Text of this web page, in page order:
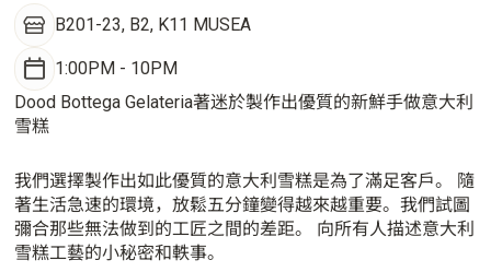
B201-23, B2, K11 MUSEA
1:00PM - 10PM
Dood Bottega Gelateria著迷於製作出優質的新鮮手做意大利
雪糕
我們選擇製作出如此優質的意大利雪糕是為了滿足客戶。 隨
著生活急速的環境，放鬆五分鐘變得越來越重要。我們試圖
彌合那些無法做到的工匠之間的差距。 向所有人描述意大利
雪糕工藝的小秘密和軼事。